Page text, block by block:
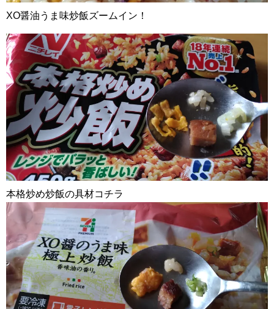
XO醤油うま味炒飯ズームイン！
本格炒め炒飯の具材コチラ